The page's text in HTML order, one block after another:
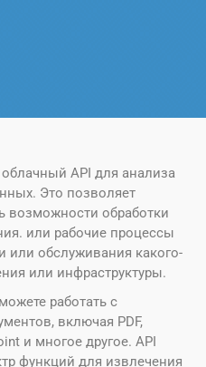
API для анализа
Это позволяет
возможности обработки
или рабочие процессы
или обслуживания какого-
или инфраструктуры.
работать с
включая PDF,
и многое другое. API
функций для извлечения